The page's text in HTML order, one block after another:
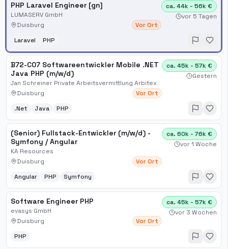
PHP Laravel Engineer [gn]
LUMASERV GmbH
Duisburg
Vor Ort
ca. 44k - 56k €
vor 5 Tagen
Laravel PHP
B72-C07 Softwareentwickler Mobile .NET
Java PHP (m/w/d)
Jan Schreiner Private Arbeitsvermittlung Arbitex
Duisburg
Vor Ort
ca. 45k - 57k €
Gestern
.Net Java PHP
(Senior) Fullstack-Entwickler (m/w/d) -
Symfony / Angular
KA Resources
Duisburg
Vor Ort
ca. 60k - 76k €
vor 1 Woche
Angular PHP Symfony
Software Engineer PHP
evasys GmbH
Duisburg
Vor Ort
ca. 45k - 57k €
vor 3 Wochen
PHP